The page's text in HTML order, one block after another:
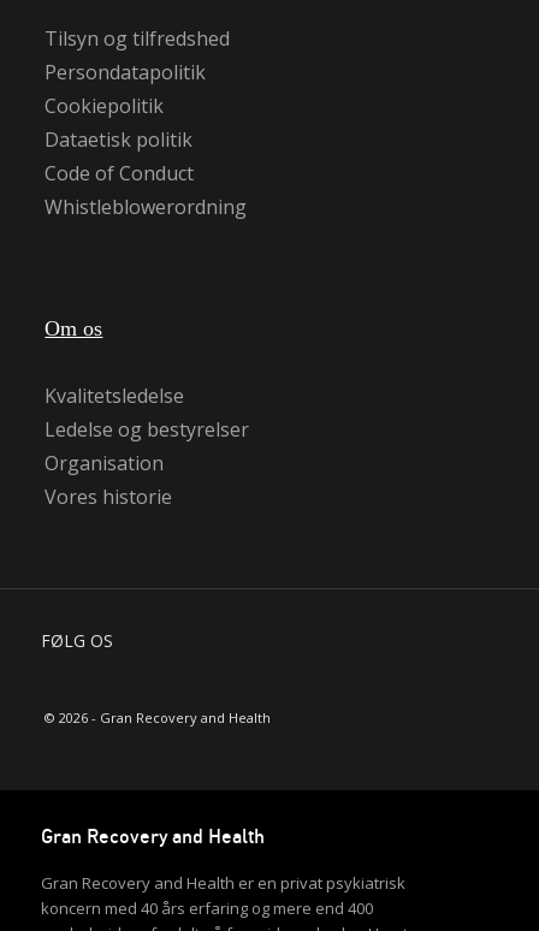
Tilsyn og tilfredshed
Persondatapolitik
Cookiepolitik
Dataetisk politik
Code of Conduct
Whistleblowerordning
Om os
Kvalitetsledelse
Ledelse og bestyrelser
Organisation
Vores historie
FØLG OS
© 2026 - Gran Recovery and Health
Gran Recovery and Health
Gran Recovery and Health er en privat psykiatrisk
koncern med 40 års erfaring og mere end 400